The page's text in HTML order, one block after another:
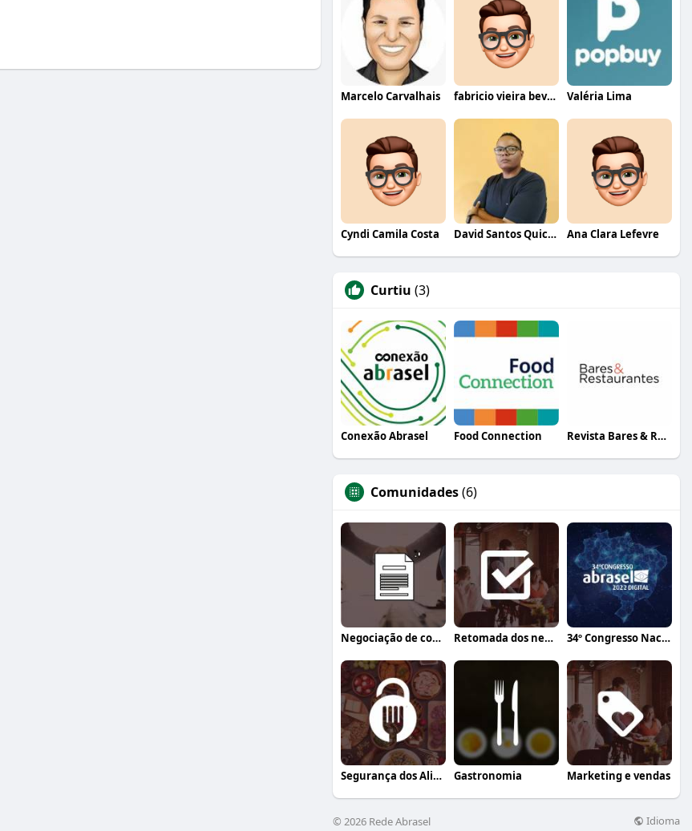
Marcelo Carvalhais fabricio vieira bevilacqua Valéria Lima
Cyndi Camila Costa David Santos Quicky Menu Ana Clara Lefevre
Curtiu (3)
Conexão Abrasel Food Connection Revista Bares & Restaurantes
Comunidades(6)
Negociação de contratos Retomada dos negócios 34º Congresso Nacional Abrasel
Segurança dos Alimentos Gastronomia Marketing e vendas
© 2026 Rede Abrasel Idioma